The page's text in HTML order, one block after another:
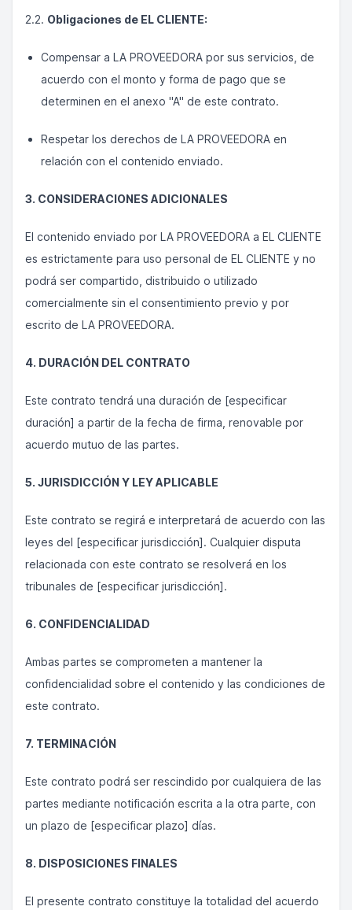
2.2. Obligaciones de EL CLIENTE:
Compensar a LA PROVEEDORA por sus servicios, de
acuerdo con el monto y forma de pago que se
determinen en el anexo "A" de este contrato.
Respetar los derechos de LA PROVEEDORA en
relación con el contenido enviado.
3. CONSIDERACIONES ADICIONALES
El contenido enviado por LA PROVEEDORA a EL CLIENTE
es estrictamente para uso personal de EL CLIENTE y no
podrá ser compartido, distribuido o utilizado
comercialmente sin el consentimiento previo y por
escrito de LA PROVEEDORA.
4. DURACIÓN DEL CONTRATO
Este contrato tendrá una duración de [especificar
duración] a partir de la fecha de firma, renovable por
acuerdo mutuo de las partes.
5. JURISDICCIÓN Y LEY APLICABLE
Este contrato se regirá e interpretará de acuerdo con las
leyes del [especificar jurisdicción]. Cualquier disputa
relacionada con este contrato se resolverá en los
tribunales de [especificar jurisdicción].
6. CONFIDENCIALIDAD
Ambas partes se comprometen a mantener la
confidencialidad sobre el contenido y las condiciones de
este contrato.
7. TERMINACIÓN
Este contrato podrá ser rescindido por cualquiera de las
partes mediante notificación escrita a la otra parte, con
un plazo de [especificar plazo] días.
8. DISPOSICIONES FINALES
El presente contrato constituye la totalidad del acuerdo